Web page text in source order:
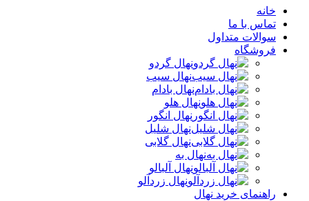
خانه
تماس با ما
سوالات متداول
فروشگاه
نهال گردو
نهال سیب
نهال بادام
نهال هلو
نهال انگور
نهال شلیل
نهال گلابی
نهال به
نهال آلبالو
نهال زردآلو
راهنمای خرید نهال